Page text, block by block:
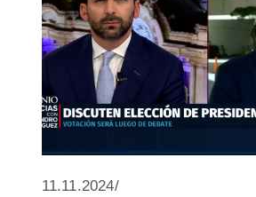
11.11.2024/